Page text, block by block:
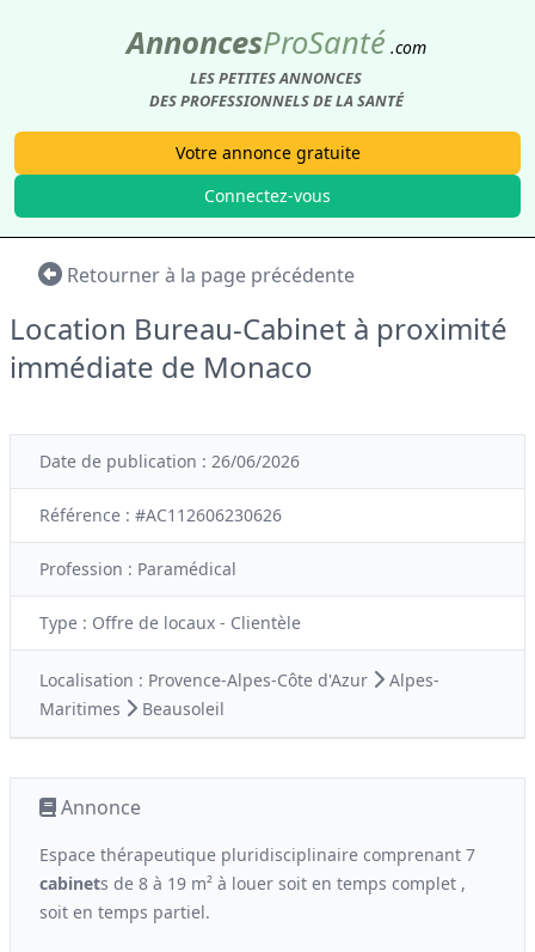
AnnoncesProSanté .com
LES PETITES ANNONCES
DES PROFESSIONNELS DE LA SANTÉ
Votre annonce gratuite
Connectez-vous
Retourner à la page précédente
Location Bureau-Cabinet à proximité
immédiate de Monaco
Date de publication : 26/06/2026
Référence : #AC112606230626
Profession : Paramédical
Type : Offre de locaux - Clientèle
Localisation : Provence-Alpes-Côte d'Azur
Alpes-
Maritimes
Beausoleil
Annonce
Espace thérapeutique pluridisciplinaire comprenant 7
cabinets de 8 à 19 m² à louer soit en temps complet ,
soit en temps partiel.